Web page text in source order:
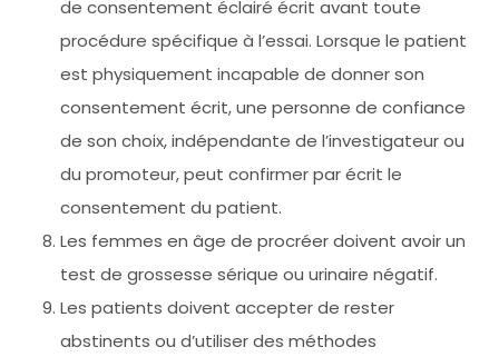
de consentement éclairé écrit avant toute
procédure spécifique à l’essai. Lorsque le patient
est physiquement incapable de donner son
consentement écrit, une personne de confiance
de son choix, indépendante de l’investigateur ou
du promoteur, peut confirmer par écrit le
consentement du patient.
Les femmes en âge de procréer doivent avoir un
test de grossesse sérique ou urinaire négatif.
Les patients doivent accepter de rester
abstinents ou d’utiliser des méthodes